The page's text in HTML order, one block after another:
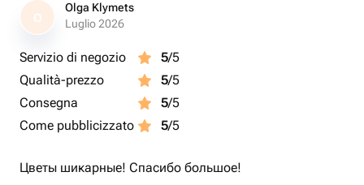
O
Olga Klymets
Luglio 2026
Servizio di negozio 5/5
Qualità-prezzo
5/5
Consegna
5/5
Come pubblicizzato
5/5
Цветы шикарные! Спасибо большое!